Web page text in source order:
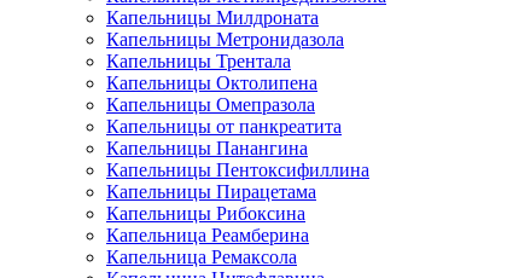
Капельницы Милдроната
Капельницы Метронидазола
Капельницы Трентала
Капельницы Октолипена
Капельницы Омепразола
Капельницы от панкреатита
Капельницы Панангина
Капельницы Пентоксифиллина
Капельницы Пирацетама
Капельницы Рибоксина
Капельница Реамберина
Капельница Ремаксола